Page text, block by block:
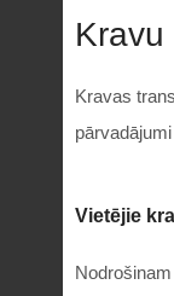
Kravas
Vietējie